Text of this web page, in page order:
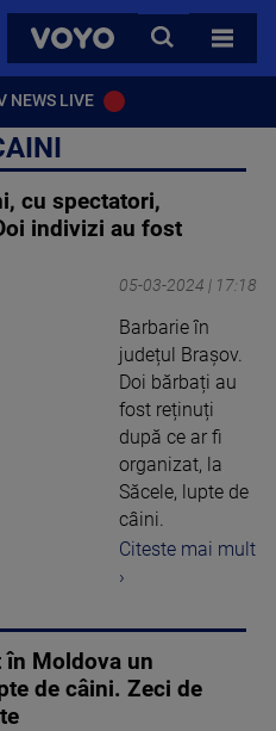
VOYO
CAUTA
TOATE
NEWS LIVE
cu spectatori,
indivizi au fost
05-03-2024 | 17:18
Barbarie în
județul Brașov.
Doi bărbați au
fost reținuți
după ce ar fi
organizat, la
Săcele, lupte de
câini.
Citeste mai mult
›
Moldova un
de câini. Zeci de